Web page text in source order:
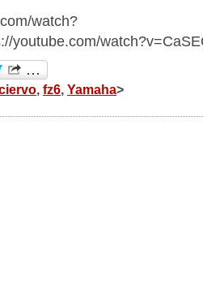
watch?
youtube.com/
, fz6, Yamaha>